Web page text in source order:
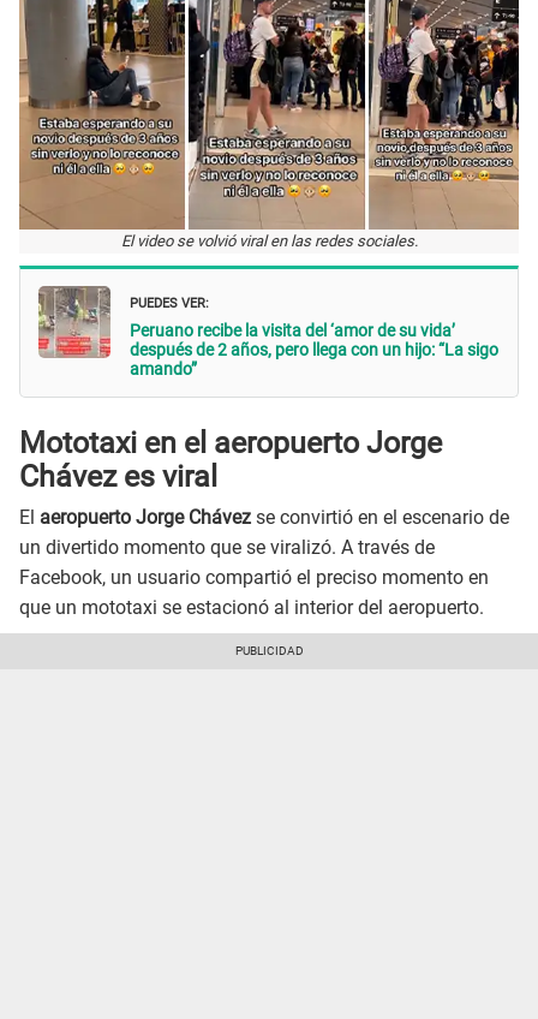
El video se volvió viral en las redes sociales.
PUEDES VER:
Peruano recibe la visita del ‘amor de su vida’
después de 2 años, pero llega con un hijo: “La sigo
amando”
Mototaxi en el aeropuerto Jorge
Chávez es viral
El aeropuerto Jorge Chávez se convirtió en el escenario de
un divertido momento que se viralizó. A través de
Facebook, un usuario compartió el preciso momento en
que un mototaxi se estacionó al interior del aeropuerto.